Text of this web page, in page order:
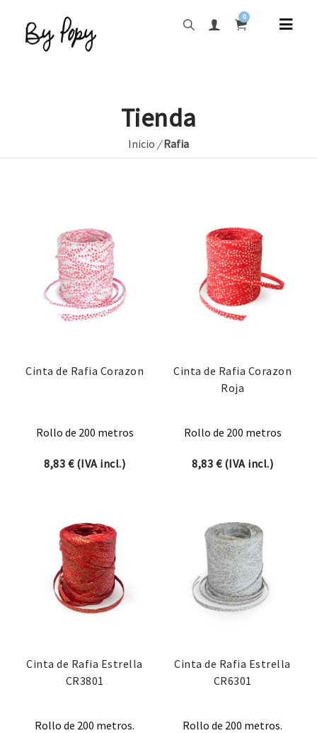
0
Tienda
Inicio /Rafia
Cinta de Rafia Corazon
Rollo de 200 metros
8,83 €(IVA incl.)
Cinta de Rafia Corazon
Roja
Rollo de 200 metros
8,83 €(IVA incl.)
Cinta de Rafia Estrella
CR3801
Rollo de 200 metros.
Cinta de Rafia Estrella
CR6301
Rollo de 200 metros.